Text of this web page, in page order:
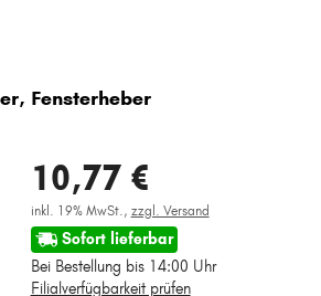
Fensterheber
10,77 €
inkl. 19% MwSt., zzgl. Versand
Sofort lieferbar
Bei Bestellung bis 14:00 Uhr
Filialverfügbarkeit prüfen